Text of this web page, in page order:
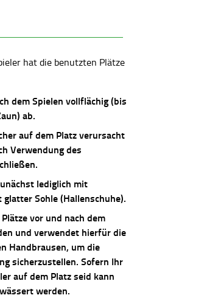
hat die benutzten Plätze
dem Spielen vollflächig (bis
ab.
auf dem Platz verursacht
Verwendung des
lediglich mit
Sohle (Hallenschuhe).
vor und nach dem
und verwendet hierfür die
Handbrausen, um die
sicherzustellen. Sofern Ihr
auf dem Platz seid kann
werden.